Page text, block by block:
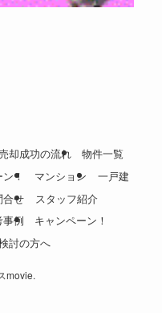
却成功の流れ
物件一覧
！ マンション
一戸建
合せ
スタッフ紹介
例
キャンペーン！
討の方へ
movie.